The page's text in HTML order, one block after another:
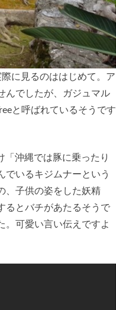
に見るのははじめて。ア
んでしたが、ガジュマル
と呼ばれているそうです
「沖縄では豚に乗ったり
でいるキジムナーという
、子供の姿をした妖精
るとバチがあたるそうで
。可愛い言い伝えですよ